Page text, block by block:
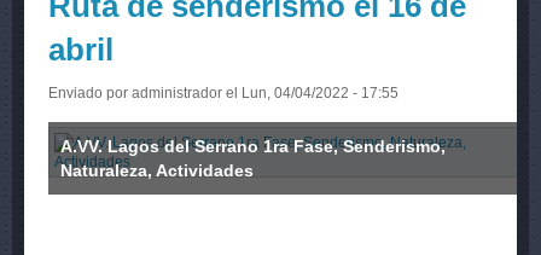
abril
Enviado por administrador el Lun, 04/04/2022 - 17:55
A.VV. Lagos del Serrano 1ra Fase, Senderismo,
Naturaleza, Actividades